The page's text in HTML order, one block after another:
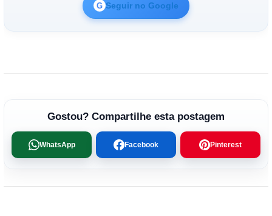
G Seguir no Google
Gostou? Compartilhe esta postagem
WhatsApp Facebook Pinterest